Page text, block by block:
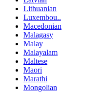
Lithuanian
Luxembou..
Macedonian
Malagasy
Malay
Malayalam
Maltese
Maori
Marathi
Mongolian